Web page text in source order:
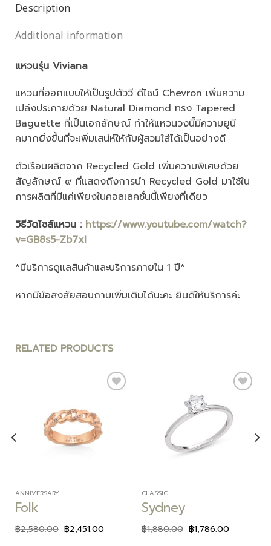
Description
Additional information
แหวนรุ่น Viviana
แหวนที่ออกแบบให้เป็นรูปตัววี ดีไซน์ Chevron เพิ่มความ
เปล่งประกายด้วย Natural Diamond ทรง Tapered
Baguette ที่เป็นเอกลักษณ์ ทำให้แหวนวงนี้มีความยูนี
คมากยิ่งขึ้นที่จะเพิ่มเสน่ห์ให้กับผู้สวมใส่ได้เป็นอย่างดี
ตัวเรือนผลิตจาก Recycled Gold เพิ่มความพิเศษด้วย
สัญลักษณ์ ๙ ที่แสดงถึงการนำ Recycled Gold มาใช้ใน
การผลิตที่มีแค่เพียงในคอลเลคชั่นนี้เพียงที่เดียว
วิธีวัดไซส์แหวน : https://www.youtube.com/watch?
v=GB8s5-Zb7xI
*มีบริการดูแลสินค้าและบริการภายใน 1 ปี*
หากมีข้อสงสัยสอบถามเพิ่มเติมได้นะคะ ยินดีให้บริการค่ะ
RELATED PRODUCTS
Add to
wishlist
ANNIVERSARY
Folk
฿2,580.00 ฿2,451.00
Add to
wishlist
CLASSIC
Sydney
฿1,880.00 ฿1,786.00